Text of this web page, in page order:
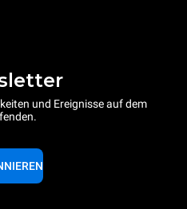
und Ereignisse auf dem